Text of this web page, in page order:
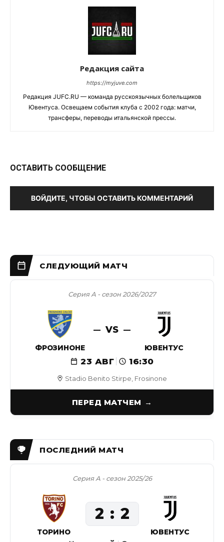
Редакция сайта
https://myjuve.com
Редакция JUFC.RU — команда русскоязычных болельщиков
Ювентуса. Освещаем события клуба с 2002 года: матчи,
трансферы, переводы итальянской прессы.
ОСТАВИТЬ СООБЩЕНИЕ
ВОЙДИТЕ, ЧТОБЫ ОСТАВИТЬ КОММЕНТАРИЙ
Stadio Benito Stirpe, Frosinone
Серия А - сезон 2026/2027
ФРОЗИНОНЕ
VS
ЮВЕНТУС
23 АВГ 16:30
ПЕРЕД МАТЧЕМ
Серия А - сезон 2025/26
ТОРИНО
2 2
ЮВЕНТУС